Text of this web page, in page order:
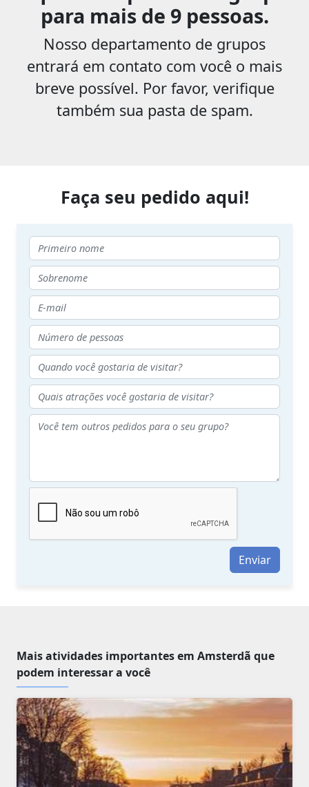
para mais de 9 pessoas.
Nosso departamento de grupos
entrará em contato com você o mais
breve possível. Por favor, verifique
também sua pasta de spam.
Faça seu pedido aqui!
Enviar
Mais atividades importantes em Amsterdã que
podem interessar a você